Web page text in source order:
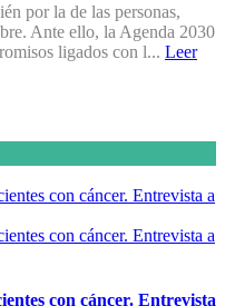
por la de las personas,
Ante ello, la Agenda 2030
ligados con l... Leer
con cáncer. Entrevista